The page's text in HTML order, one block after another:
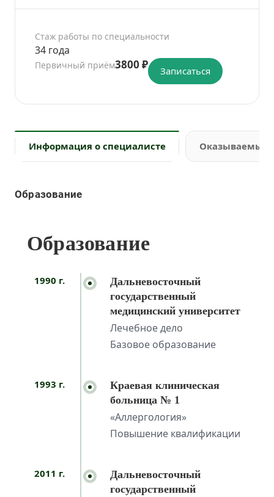
Стаж работы по специальности
34 года
Первичный приём3800 ₽ Записаться
Информация о специалисте Оказываемые
Образование
Образование
1990 г.
Дальневосточный
государственный
медицинский университет
Лечебное дело
Базовое образование
1993 г.
Краевая клиническая
больница № 1
«Аллергология»
Повышение квалификации
2011 г.
Дальневосточный
государственный